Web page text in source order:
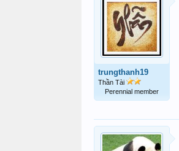
trungthanh19
Thần Tài
Perennial member